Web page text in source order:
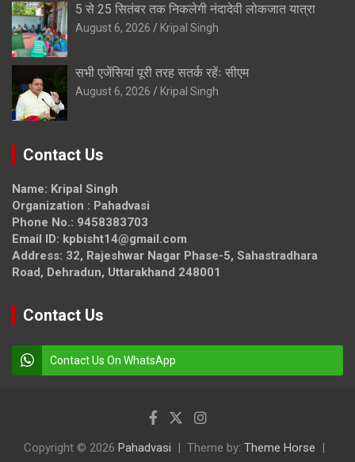
5 से 25 सितंबर तक निकलेगी नंदादेवी लोकजात यात्रा
August 6, 2026 Kripal Singh
सभी एजेंसियां पूरी तरह सतर्क रहेंः सीएम
August 6, 2026 Kripal Singh
Contact Us
Name: Kripal Singh
Organization : Pahadvasi
Phone No.: 9458383703
Email ID: kpbisht14@gmail.com
Address: 32, Rajeshwar Nagar Phase-5, Sahastradhara
Road, Dehradun, Uttarakhand 248001
Contact Us
Contact Us On WhatsApp
Copyright © 2026 Pahadvasi Theme by: Theme Horse